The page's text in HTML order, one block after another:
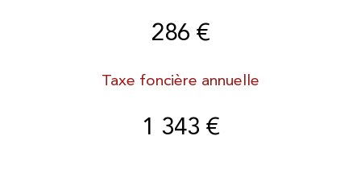
286 €
Taxe foncière annuelle
1 343 €